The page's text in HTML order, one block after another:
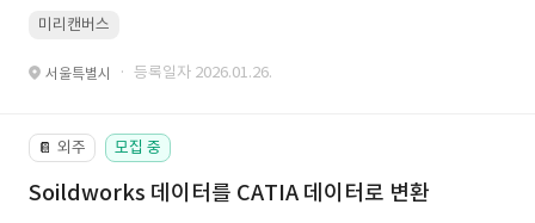
미리캔버스
서울특별시 · 등록일자 2026.01.26.
📔 외주 모집 중
Soildworks 데이터를 CATIA 데이터로 변환